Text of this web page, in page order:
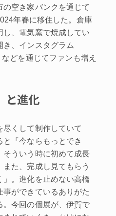
空き家バンクを通じて
年春に移住した。倉庫
、電気窯で焼成してい
き、インスタグラム
どを通じてファンも増え
と進化
くして制作していて
『今ならもっとでき
そういう時に初めて成長
た、完成し見てもらう
」。進化を止めない高橋
ができているありがた
。今回の個展が、伊賀で